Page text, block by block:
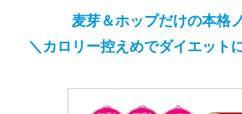
麦芽＆ホップだけの本格
＼カロリー控えめでダイエット